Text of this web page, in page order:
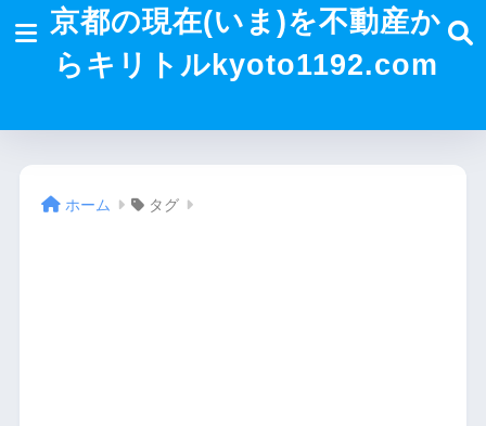
京都の現在(いま)を不動産か
らキリトルkyoto1192.com
ホーム タグ